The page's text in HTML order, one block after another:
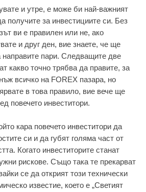
и утре, е може би най-важният
получите за инвестициите си. Без
ви е правилен или не, ако
и друг ден, вие знаете, че ще
направите пари. Следващите две
какво точно трябва да правите, за
всичко на FOREX пазара, но
в това правило, вие вече ще
повечето инвеститори.
кара повечето инвеститори да
си и да губят голяма част от
Когато инвеститорите станат
рискове. Също така те прекарват
се да открият този технически
известие, което е „Светият